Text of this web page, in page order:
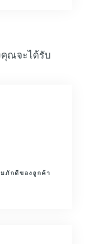
ณจะได้รับ
ภักดีของลูกค้า